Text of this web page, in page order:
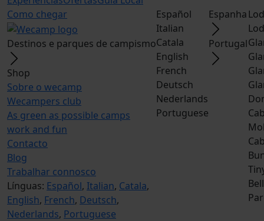
Como chegar
Destinos e parques de campismo
Shop
Sobre o wecamp
Wecampers club
As green as possible camps
work and fun
Contacto
Blog
Trabalhar connosco
Línguas: Español, Italian, Catala,
English, French, Deutsch,
Nederlands, Portuguese
Español
Italian
Catala
English
French
Deutsch
Nederlands
Portuguese
Espanha
Portugal